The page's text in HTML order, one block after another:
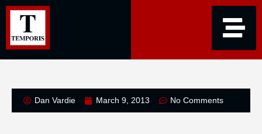
Dan Vardie March 9, 2013 No Comments